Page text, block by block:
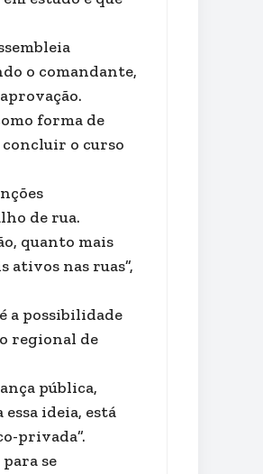
o comandante,
forma de
concluir o curso
de rua.
quanto mais
ativos nas ruas”,
a possibilidade
regional de
pública,
ideia, está
privada”.
se